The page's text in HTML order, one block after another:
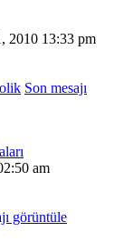
2010 13:33 pm
Son mesajı
am
görüntüle